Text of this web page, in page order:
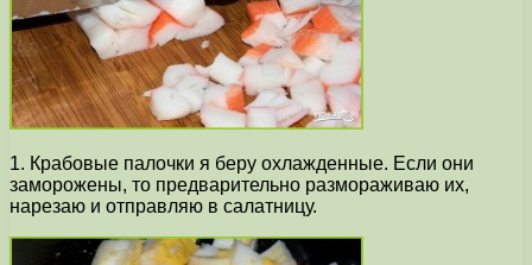
1. Крабовые палочки я беру охлажденные. Если они
заморожены, то предварительно размораживаю их,
нарезаю и отправляю в салатницу.